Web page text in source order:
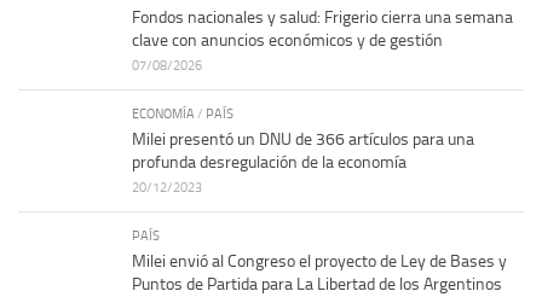
Fondos nacionales y salud: Frigerio cierra una semana
clave con anuncios económicos y de gestión
07/08/2026
ECONOMÍA / PAÍS
Milei presentó un DNU de 366 artículos para una
profunda desregulación de la economía
20/12/2023
PAÍS
Milei envió al Congreso el proyecto de Ley de Bases y
Puntos de Partida para La Libertad de los Argentinos